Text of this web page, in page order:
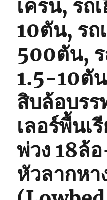
เครน, รถ
10ตัน, รถ
500ตัน,
1.5-10ตั
สิบล้อบรร
เลอร์พื้นเ
พ่วง 18ล้
หัวลากหา